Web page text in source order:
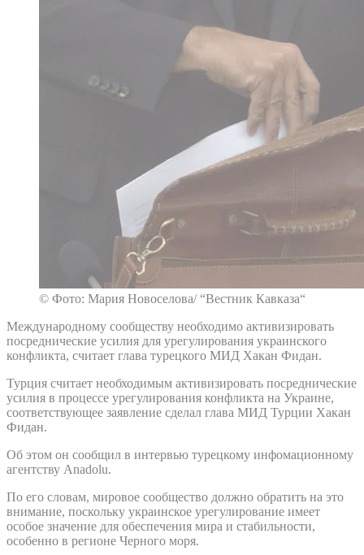
© Фото: Мария Новоселова/ “Вестник Кавказа“
Международному сообществу необходимо активизировать
посреднические усилия для урегулирования украинского
конфликта, считает глава турецкого МИД Хакан Фидан.
Турция считает необходимым активизировать посреднические
усилия в процессе урегулирования конфликта на Украине,
соответствующее заявление сделал глава МИД Турции Хакан
Фидан.
Об этом он сообщил в интервью турецкому инфомационному
агентству Anadolu.
По его словам, мировое сообщество должно обратить на это
внимание, поскольку украинское урегулирование имеет
особое значение для обеспечения мира и стабильности,
особенно в регионе Черного моря.